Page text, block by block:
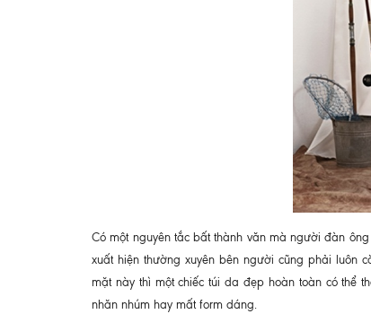
Có một nguyên tắc bất thành văn mà người đàn
xuất hiện thường xuyên bên người cũng phải luôn
mặt này thì một chiếc túi da đẹp hoàn toàn có thể
nhăn nhúm hay mất form dáng.